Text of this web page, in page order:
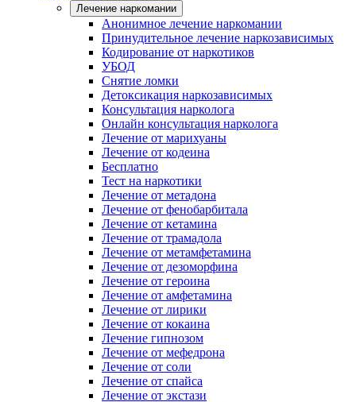
Лечение наркомании
Анонимное лечение наркомании
Принудительное лечение наркозависимых
Кодирование от наркотиков
УБОД
Снятие ломки
Детоксикация наркозависимых
Консультация нарколога
Онлайн консультация нарколога
Лечение от марихуаны
Лечение от кодеина
Бесплатно
Тест на наркотики
Лечение от метадона
Лечение от фенобарбитала
Лечение от кетамина
Лечение от трамадола
Лечение от метамфетамина
Лечение от дезоморфина
Лечение от героина
Лечение от амфетамина
Лечение от лирики
Лечение от кокаина
Лечение гипнозом
Лечение от мефедрона
Лечение от соли
Лечение от спайса
Лечение от экстази